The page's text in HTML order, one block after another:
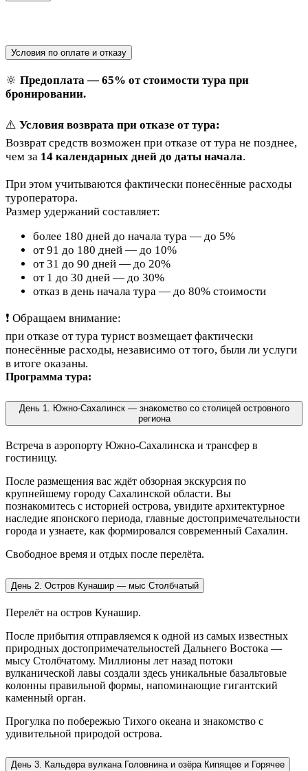
Условия по оплате и отказу
🔆 Предоплата — 65% от стоимости тура при
бронировании.
⚠️ Условия возврата при отказе от тура:
Возврат средств возможен при отказе от тура не позднее,
чем за 14 календарных дней до даты начала.
При этом учитываются фактически понесённые расходы
туроператора.
Размер удержаний составляет:
более 180 дней до начала тура — до 5%
от 91 до 180 дней — до 10%
от 31 до 90 дней — до 20%
от 1 до 30 дней — до 30%
отказ в день начала тура — до 80% стоимости
❗ Обращаем внимание:
при отказе от тура турист возмещает фактически
понесённые расходы, независимо от того, были ли услуги
в итоге оказаны.
Программа тура:
День 1. Южно-Сахалинск — знакомство со столицей островного
региона
Встреча в аэропорту Южно-Сахалинска и трансфер в
гостиницу.
После размещения вас ждёт обзорная экскурсия по
крупнейшему городу Сахалинской области. Вы
познакомитесь с историей острова, увидите архитектурное
наследие японского периода, главные достопримечательности
города и узнаете, как формировался современный Сахалин.
Свободное время и отдых после перелёта.
День 2. Остров Кунашир — мыс Столбчатый
Перелёт на остров Кунашир.
После прибытия отправляемся к одной из самых известных
природных достопримечательностей Дальнего Востока —
мысу Столбчатому. Миллионы лет назад потоки
вулканической лавы создали здесь уникальные базальтовые
колонны правильной формы, напоминающие гигантский
каменный орган.
Прогулка по побережью Тихого океана и знакомство с
удивительной природой острова.
День 3. Кальдера вулкана Головнина и озёра Кипящее и Горячее